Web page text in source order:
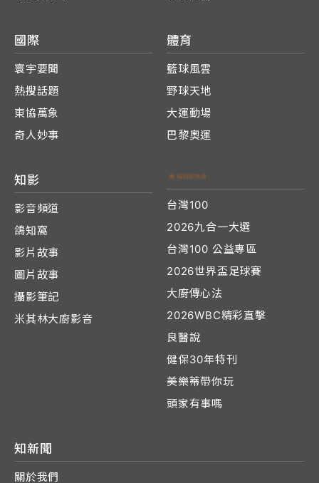
國際
寰宇要聞
熱搜話題
東協萬象
奇人妙事
體育
籃球風雲
野球天地
大運動場
巴黎奧運
知影
影音頻道
鴿知窩
影片故事
圖片故事
攝影筆記
米其林大廚影音
台灣100
2026九合一大選
台灣100 公益專區
2026世界盃足球賽
大廚傳心法
2026WBC精彩直擊
良醫說
健保30年特刊
美樂蒂帶你玩
頭家有事嗎
知新聞
關於我們